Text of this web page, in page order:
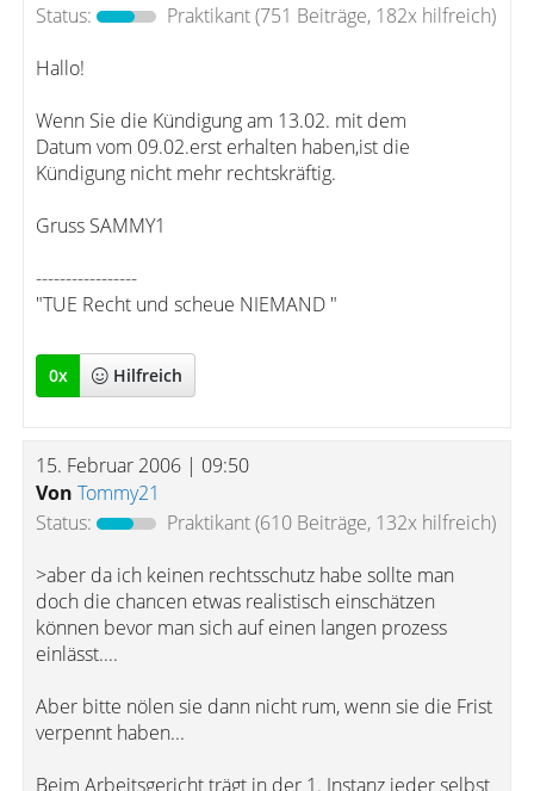
Status:
Praktikant(751 Beiträge, 182x hilfreich)
Hallo!
Wenn Sie die Kündigung am 13.02. mit dem
Datum vom 09.02.erst erhalten haben,ist die
Kündigung nicht mehr rechtskräftig.
Gruss SAMMY1
-----------------
"TUE Recht und scheue NIEMAND "
0x Hilfreich
15. Februar 2006 | 09:50
Von Tommy21
Status:
Praktikant(610 Beiträge, 132x hilfreich)
>aber da ich keinen rechtsschutz habe sollte man
doch die chancen etwas realistisch einschätzen
können bevor man sich auf einen langen prozess
einlässt....
Aber bitte nölen sie dann nicht rum, wenn sie die Frist
verpennt haben...
Beim Arbeitsgericht trägt in der 1. Instanz jeder selbst